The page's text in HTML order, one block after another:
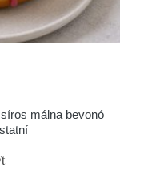
málna bevonó